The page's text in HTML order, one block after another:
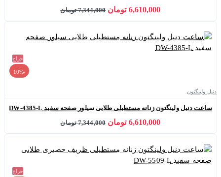
6,610,000 تومان 7,344,000 تومان
حراج
-10%
دنیل ولینگتون
ساعت دنیل ولینگتون زنانه مستطیلی طلایی سیلور صفحه سفید DW-4385-L
6,610,000 تومان 7,344,000 تومان
حراج